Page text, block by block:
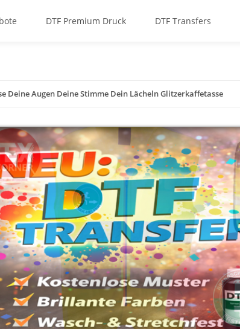
DTF Premium Druck DTF Transfers
Deine Augen Deine Stimme Dein Lächeln Glitzerkaffetasse